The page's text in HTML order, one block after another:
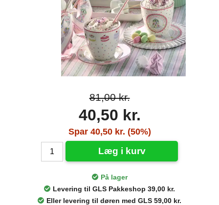
81,00 kr.
40,50 kr.
Spar 40,50 kr. (50%)
Læg i kurv
På lager
Levering til GLS Pakkeshop 39,00 kr.
Eller levering til døren med GLS 59,00 kr.